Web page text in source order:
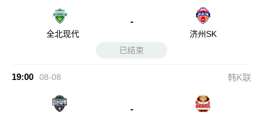
全北现代
-
济州SK
已结束
19:00 08-08 韩K联
-